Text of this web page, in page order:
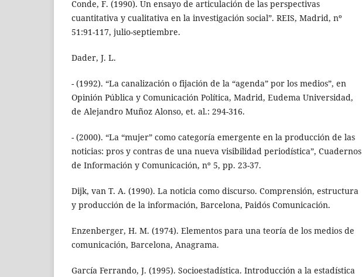
Conde, F. (1990). Un ensayo de articulación de las perspectivas
cuantitativa y cualitativa en la investigación social”. REIS, Madrid, nº
51:91-117, julio-septiembre.
Dader, J. L.
- (1992). “La canalización o fijación de la “agenda” por los medios”, en
Opinión Pública y Comunicación Política, Madrid, Eudema Universidad,
de Alejandro Muñoz Alonso, et. al.: 294-316.
- (2000). “La “mujer” como categoría emergente en la producción de las
noticias: pros y contras de una nueva visibilidad periodística”, Cuadernos
de Información y Comunicación, nº 5, pp. 23-37.
Dijk, van T. A. (1990). La noticia como discurso. Comprensión, estructura
y producción de la información, Barcelona, Paidós Comunicación.
Enzenberger, H. M. (1974). Elementos para una teoría de los medios de
comunicación, Barcelona, Anagrama.
García Ferrando, J. (1995). Socioestadística. Introducción a la estadística